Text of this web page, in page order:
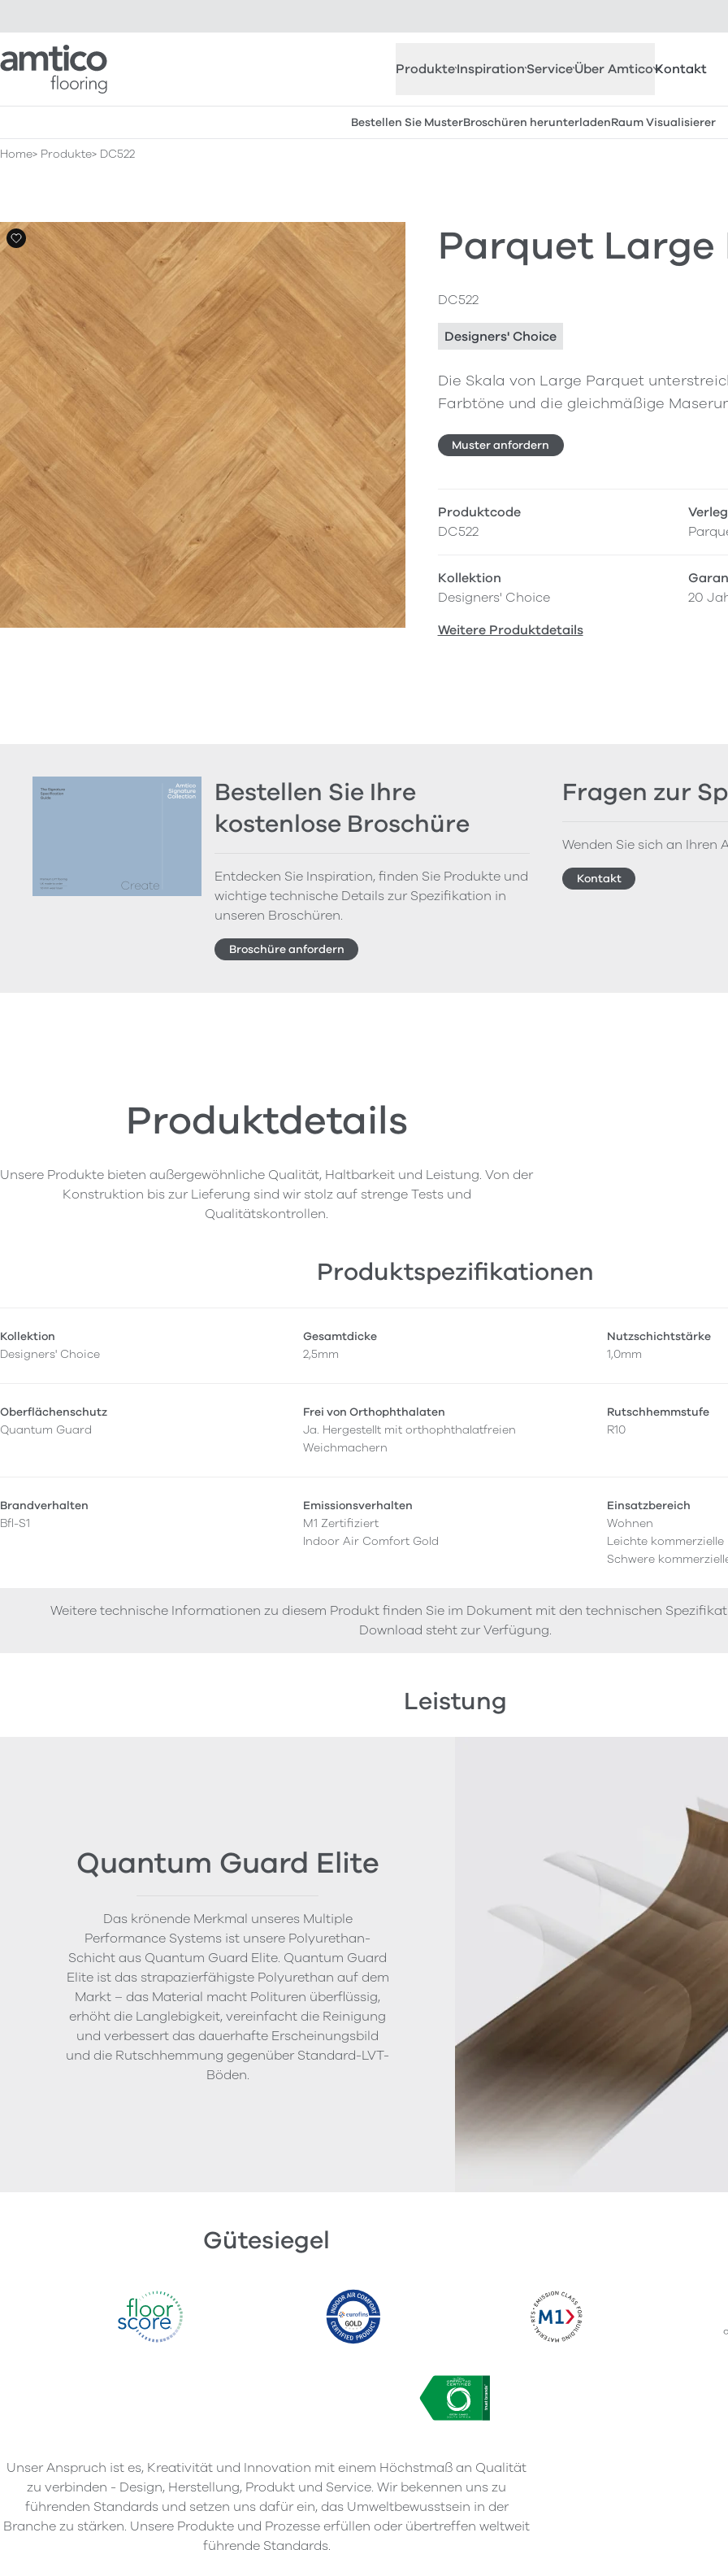
Amtico Flooring
ProdukteInspirationServiceÜber AmticoKontakt
Bestellen Sie MusterBroschüren herunterladenRaum Visualisierer
Home Produkte DC522
Parquet Large
DC522
Designers' Choice
Die Skala von Large Parquet
Farbtöne und die gleichmäßige
Muster anfordern
Produktcode
DC522
Kollektion
Designers' Choice
20
Weitere Produktdetails
Bestellen Sie Ihre
kostenlose Broschüre
Entdecken Sie Inspiration, finden Sie Produkte und
wichtige technische Details zur Spezifikation in
unseren Broschüren.
Broschüre anfordern
Fragen zur
Wenden Sie sich an
Kontakt
Produktdetails
Unsere Produkte bieten außergewöhnliche Qualität, Haltbarkeit und Leistung. Von der
Konstruktion bis zur Lieferung sind wir stolz auf strenge Tests und
Qualitätskontrollen.
Produktspezifikationen
Kollektion
Designers' Choice
Gesamtdicke
2,5mm
Nutzschichtstärke
1,0mm
Oberflächenschutz
Quantum Guard
Frei von Orthophthalaten
Ja. Hergestellt mit orthophthalatfreien
Weichmachern
Rutschhemmstufe
R10
Brandverhalten
Bfl-S1
Emissionsverhalten
M1 Zertifiziert
Indoor Air Comfort Gold
Einsatzbereich
Wohnen
Leichte kommerzielle
Schwere
Weitere technische Informationen zu diesem Produkt finden Sie im Dokument mit den technischen
Download steht zur Verfügung.
Leistung
Quantum Guard Elite
Das krönende Merkmal unseres Multiple
Performance Systems ist unsere Polyurethan-
Schicht aus Quantum Guard Elite. Quantum Guard
Elite ist das strapazierfähigste Polyurethan auf dem
Markt – das Material macht Polituren überflüssig,
erhöht die Langlebigkeit, vereinfacht die Reinigung
und verbessert das dauerhafte Erscheinungsbild
und die Rutschhemmung gegenüber Standard-LVT-
Böden.
Gütesiegel
Unser Anspruch ist es, Kreativität und Innovation mit einem Höchstmaß an Qualität
zu verbinden - Design, Herstellung, Produkt und Service. Wir bekennen uns zu
führenden Standards und setzen uns dafür ein, das Umweltbewusstsein in der
Branche zu stärken. Unsere Produkte und Prozesse erfüllen oder übertreffen weltweit
führende Standards.